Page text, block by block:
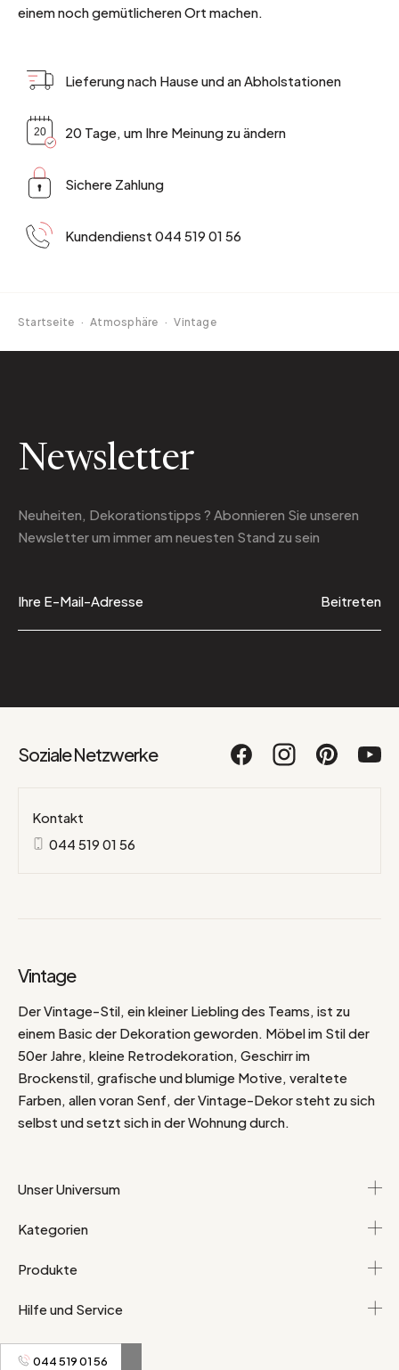
044 519 01 56
einem noch gemütlicheren Ort machen.
Lieferung nach Hause und an Abholstationen
20 Tage, um Ihre Meinung zu ändern
Sichere Zahlung
Kundendienst 044 519 01 56
Startseite · Atmosphäre · Vintage
Newsletter
Neuheiten, Dekorationstipps ? Abonnieren Sie unseren
Newsletterum immer am neuesten Stand zu sein
Beitreten
Soziale Netzwerke
Kontakt
044 519 01 56
Vintage
Der Vintage-Stil, ein kleiner Liebling des Teams, ist zu
einem Basic der Dekoration geworden. Möbel im Stil der
50er Jahre, kleine Retrodekoration, Geschirr im
Brockenstil, grafische und blumige Motive, veraltete
Farben, allen voran Senf, der Vintage-Dekor steht zu sich
selbst und setzt sich in der Wohnung durch.
Unser Universum
Kategorien
Produkte
Hilfe und Service